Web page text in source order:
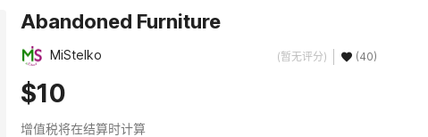
Abandoned Furniture
MiStelko (暂无评分) (40)
$10
增值税将在结算时计算